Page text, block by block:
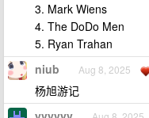
3. Mark Wiens
4. The DoDo Men
5. Ryan Trahan
niub Aug 8, 2025
杨旭游记